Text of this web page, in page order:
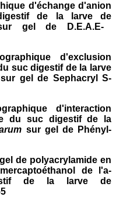
d'échange d'anion
de la larve de
gel de D.E.A.E-
d'exclusion
suc digestif de la larve
gel de Sephacryl S-
d'interaction
du suc digestif de la
sur gel de Phényl-
de polyacrylamide en
de l'a-
de la larve de